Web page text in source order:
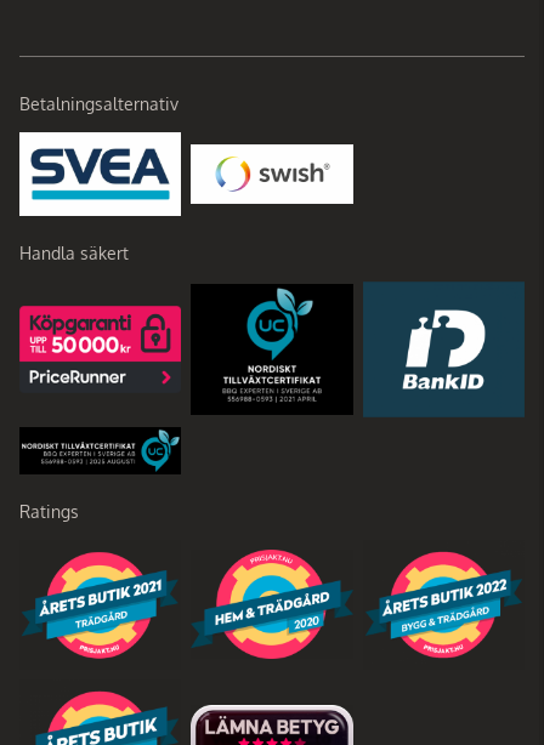
Betalningsalternativ
Handla säkert
Ratings